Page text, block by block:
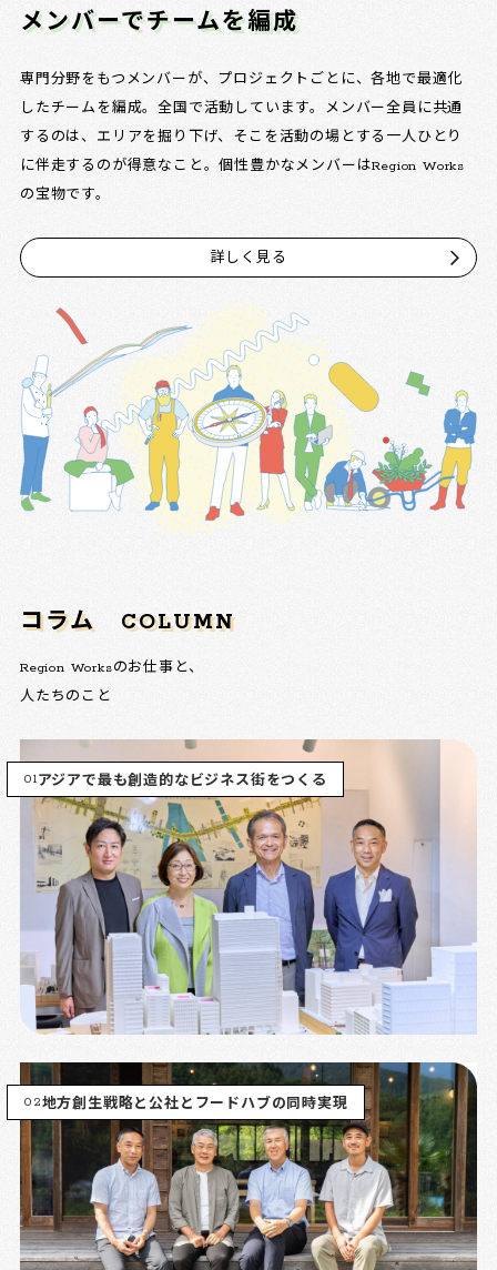
メンバーでチームを編成
専門分野をもつメンバーが、プロジェクトごとに、各地で最適化
したチームを編成。全国で活動しています。メンバー全員に共通
するのは、エリアを掘り下げ、そこを活動の場とする一人ひとり
に伴走するのが得意なこと。個性豊かなメンバーはRegion Works
の宝物です。
詳しく見る
コラム COLUMN
Region Worksのお仕事と、
人たちのこと
01アジアで最も創造的なビジネス街をつくる
02地方創生戦略と公社とフードハブの同時実現